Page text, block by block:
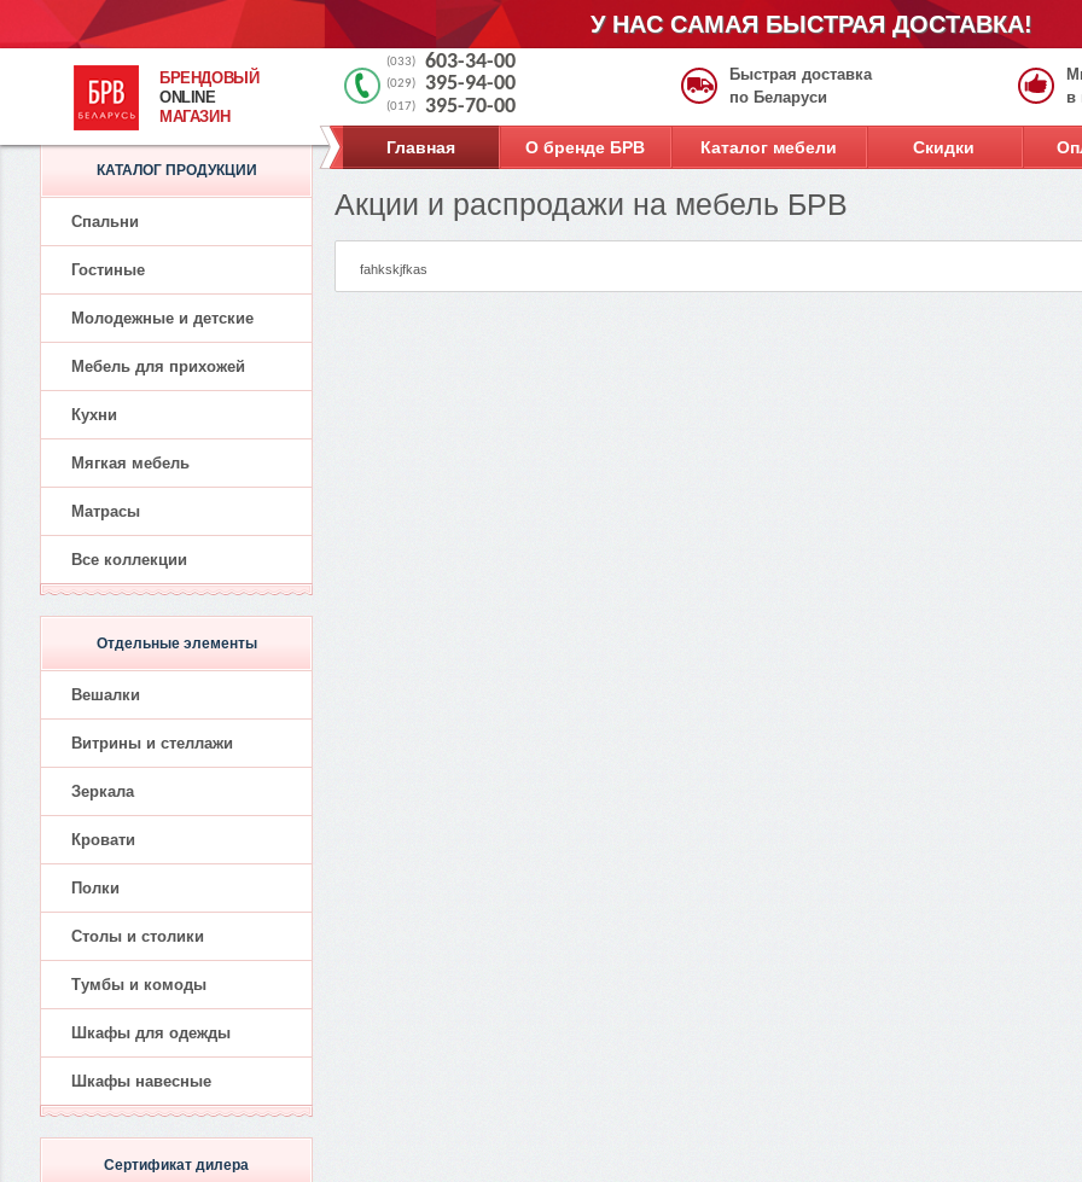
У НАС САМАЯ БЫСТРАЯ ДОСТАВКА!
БРЕНДОВЫЙ
ONLINE
МАГАЗИН
(033) 603-34-00
(029) 395-94-00
(017) 395-70-00
Быстрая доставка
по Беларуси
в
Главная О бренде БРВ Каталог мебели Скидки
Акции и распродажи на мебель БРВ
fahkskjfkas
КАТАЛОГ ПРОДУКЦИИ
Спальни
Гостиные
Молодежные и детские
Мебель для прихожей
Кухни
Мягкая мебель
Матрасы
Все коллекции
Отдельные элементы
Вешалки
Витрины и стеллажи
Зеркала
Кровати
Полки
Столы и столики
Тумбы и комоды
Шкафы для одежды
Шкафы навесные
Сертификат дилера